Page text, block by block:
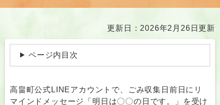
文
更新日：2026年2月26日更新
ページ内目次
高畠町公式LINEアカウントで、ごみ収集日前日にリ
マインドメッセージ「明日は〇〇の日です。」を受け